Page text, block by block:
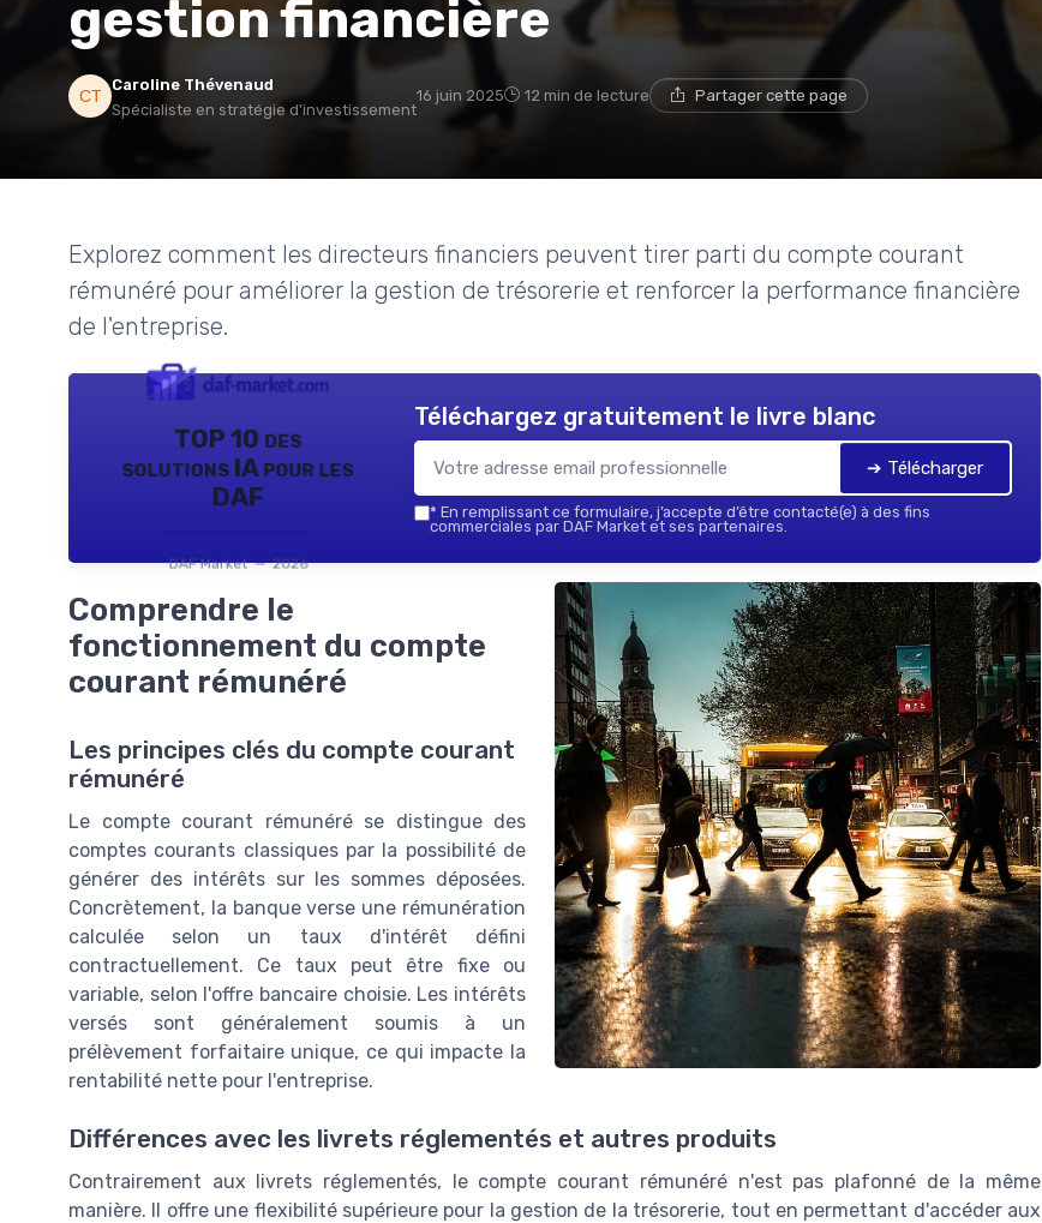
gestion financière
Caroline Thévenaud
Spécialiste en stratégie d'investissement
16 juin 2025 12 min de lecture Partager cette page
Explorez comment les directeurs financiers peuvent tirer parti du compte courant
rémunéré pour améliorer la gestion de trésorerie et renforcer la performance financière
de l'entreprise.
TOP 10 des
solutions IA pour les
DAF
DAF Market — 2026
Téléchargez gratuitement le livre blanc
➔ Télécharger
* En remplissant ce formulaire, j’accepte d’être contacté(e) à des fins
commerciales par DAF Market et ses partenaires.
Comprendre le
fonctionnement du compte
courant rémunéré
Les principes clés du compte courant
rémunéré
Le compte courant rémunéré se distingue des
comptes courants classiques par la possibilité de
générer des intérêts sur les sommes déposées.
Concrètement, la banque verse une rémunération
calculée selon un taux d'intérêt défini
contractuellement. Ce taux peut être fixe ou
variable, selon l'offre bancaire choisie. Les intérêts
versés sont généralement soumis à un
prélèvement forfaitaire unique, ce qui impacte la
rentabilité nette pour l'entreprise.
Différences avec les livrets réglementés et autres produits
Contrairement aux livrets réglementés, le compte courant rémunéré n'est pas plafonné de la même
manière. Il offre une flexibilité supérieure pour la gestion de la trésorerie, tout en permettant d'accéder aux